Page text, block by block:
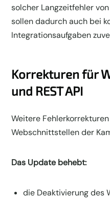
solcher Langzeitfehler
sollen dadurch auch bei
Integrationsaufgaben
Korrekturen für
und REST API
Weitere
Webschnittstellen der
Das Update behebt:
die Deaktivierung des